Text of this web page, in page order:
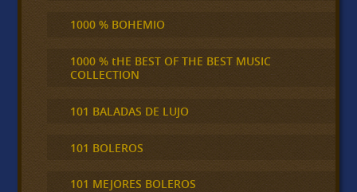
1000 % BOHEMIO
1000 % tHE BEST OF THE BEST MUSIC
COLLECTION
101 BALADAS DE LUJO
101 BOLEROS
101 MEJORES BOLEROS